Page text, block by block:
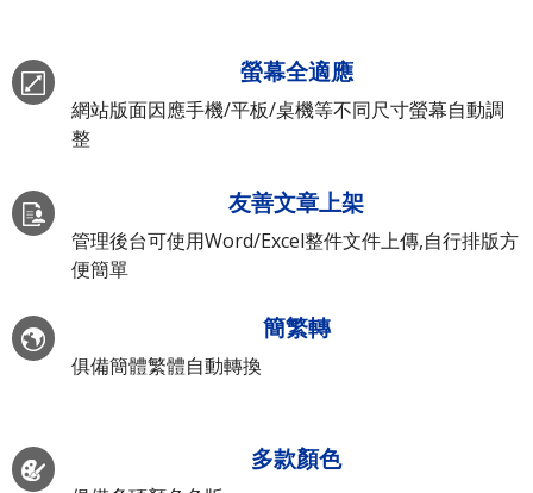
螢幕全適應
網站版面因應手機/平板/桌機等不同尺寸螢幕自動調
整
友善文章上架
管理後台可使用Word/Excel整件文件上傳,自行排版方
便簡單
簡繁轉
俱備簡體繁體自動轉換
多款顏色